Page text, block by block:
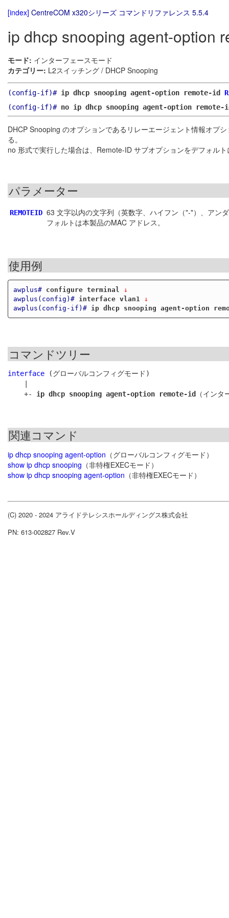
[index] CentreCOM x320シリーズ コマンドリファレンス 5.5.4
ip dhcp snooping agent-option
モード: インターフェースモード
カテゴリー: L2スイッチング / DHCP Snooping
(config-if)# ip dhcp snooping agent-option remote-id
(config-if)# no ip dhcp snooping agent-option remote-
DHCP Snooping のオプションであるリレーエージェント情報オプ
る。
no 形式で実行した場合は、Remote-ID サブオプションをデフォル
パラメーター
REMOTEID 63 文字以内の文字列（英数字、ハイフン（"-"）、アン
フォルトは本製品のMAC アドレス。
使用例
awplus# configure terminal
↓
awplus(config)#
interface vlan1
↓
awplus(config-if)#
ip dhcp snooping agent-option
コマンドツリー
interface (グローバルコンフィグモード)
    +-
ip dhcp snooping agent-option remote-id
関連コマンド
ip dhcp snooping agent-option （グローバルコンフィグモード）
show ip dhcp snooping （非特権EXECモード）
show ip dhcp snooping agent-option （非特権EXECモード）
(C) 2020 - 2024 アライドテレシスホールディングス株式会社
PN: 613-002827 Rev.V